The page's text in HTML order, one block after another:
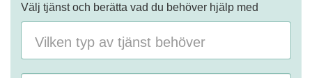
Välj tjänst och berätta vad du behöver hjälp med